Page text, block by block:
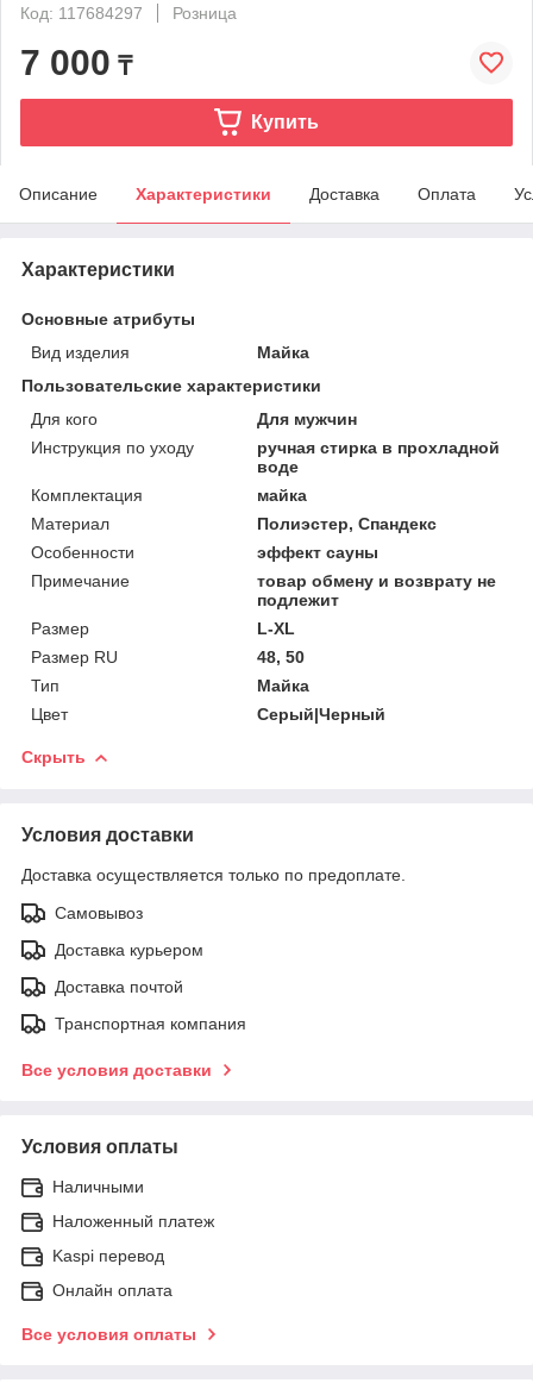
Код: 117684297
Розница
7 000 ₸
Купить
Описание Характеристики Доставка Оплата
Характеристики
Основные атрибуты
Вид изделия
Майка
Пользовательские характеристики
Для кого
Для мужчин
Инструкция по уходу
ручная стирка в прохладной
воде
Комплектация
майка
Материал
Полиэстер, Спандекс
Особенности
эффект сауны
Примечание
товар обмену и возврату не
подлежит
Размер
L-XL
Размер RU
48, 50
Тип
Майка
Цвет
Серый|Черный
Скрыть
Условия доставки
Доставка осуществляется только по предоплате.
Самовывоз
Доставка курьером
Доставка почтой
Транспортная компания
Все условия доставки
Условия оплаты
Наличными
Наложенный платеж
Kaspi перевод
Онлайн оплата
Все условия оплаты